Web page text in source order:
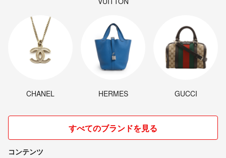
CHANEL HERMES GUCCI
すべてのブランドを見る
コンテンツ